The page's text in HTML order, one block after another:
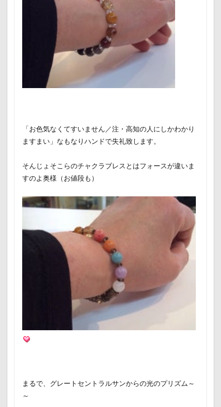
「お色気なくてすいません／注・高知の人にしかわかり
ますまい」なもなりハンドで失礼致します。
そんじょそこらのチャクラブレスとはフォースが違いま
すのよ奥様（お値段も）
まるで、グレートセントラルサンからの光のプリズム～
～